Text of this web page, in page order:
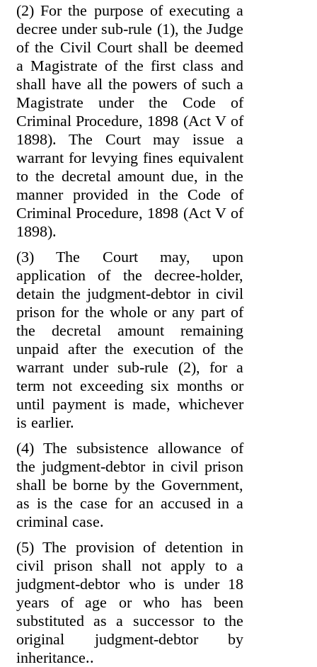
(2) For the purpose of executing a
decree under sub-rule (1), the Judge
of the Civil Court shall be deemed
a Magistrate of the first class and
shall have all the powers of such a
Magistrate under the Code of
Criminal Procedure, 1898 (Act V of
1898). The Court may issue a
warrant for levying fines equivalent
to the decretal amount due, in the
manner provided in the Code of
Criminal Procedure, 1898 (Act V of
1898).
(3) The Court may, upon
application of the decree-holder,
detain the judgment-debtor in civil
prison for the whole or any part of
the decretal amount remaining
unpaid after the execution of the
warrant under sub-rule (2), for a
term not exceeding six months or
until payment is made, whichever
is earlier.
(4) The subsistence allowance of
the judgment-debtor in civil prison
shall be borne by the Government,
as is the case for an accused in a
criminal case.
(5) The provision of detention in
civil prison shall not apply to a
judgment-debtor who is under 18
years of age or who has been
substituted as a successor to the
original judgment-debtor by
inheritance..